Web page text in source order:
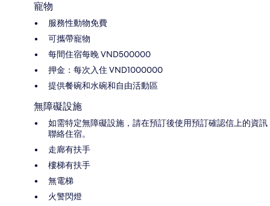
寵物
服務性動物免費
可攜帶寵物
每間住宿每晚 VND500000
押金：每次入住 VND1000000
提供餐碗和水碗和自由活動區
無障礙設施
如需特定無障礙設施，請在預訂後使用預訂確認信上的資訊
聯絡住宿。
走廊有扶手
樓梯有扶手
無電梯
火警閃燈